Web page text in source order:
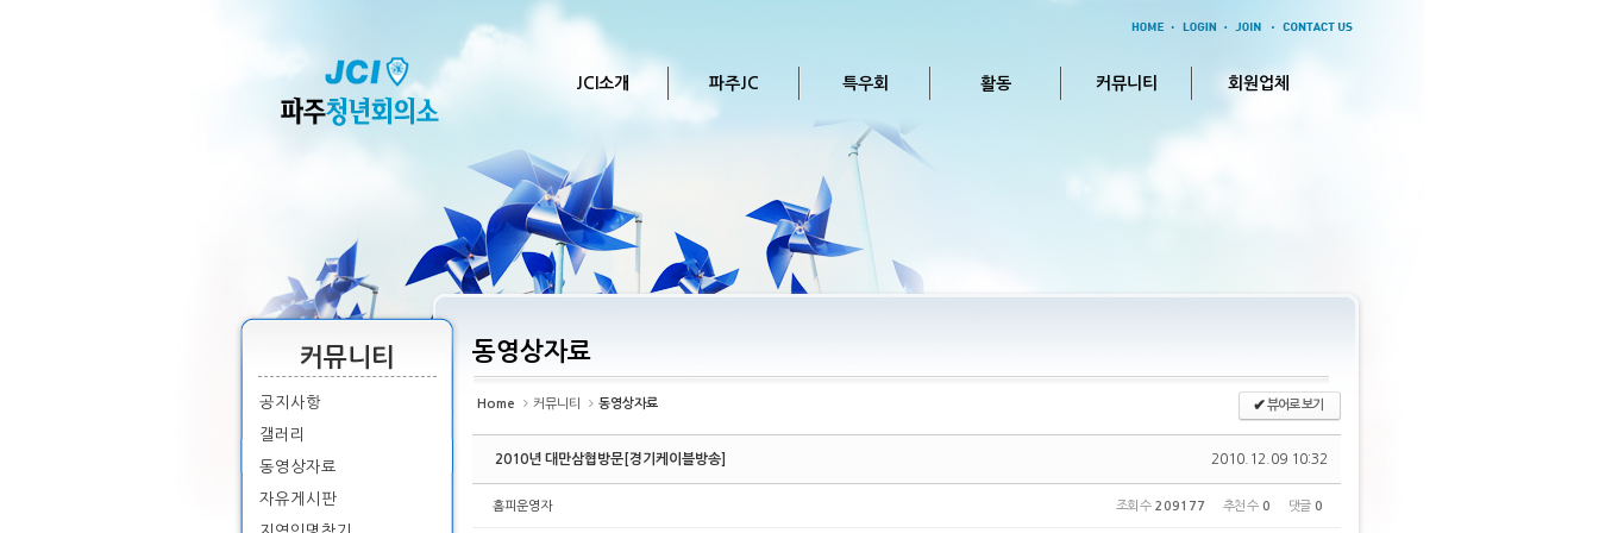
JCI소개 파주JC 특우회 활동 커뮤니티 회원업체
커뮤니티
공지사항
갤러리
동영상자료
자유게시판
동영상자료
Home 커뮤니티 동영상자료 ✔뷰어로 보기
2010.12.09 10:32
2010년 대만삼협방문[경기케이블방송]
홈피운영자 조회 수 209177 추천 수 0 댓글 0